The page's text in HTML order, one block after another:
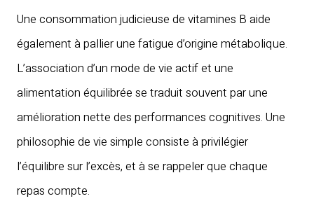
Une consommation judicieuse de vitamines B aide
également à pallier une fatigue d’origine métabolique.
L’association d’un mode de vie actif et une
alimentation équilibrée se traduit souvent par une
amélioration nette des performances cognitives. Une
philosophie de vie simple consiste à privilégier
l’équilibre sur l’excès, et à se rappeler que chaque
repas compte.